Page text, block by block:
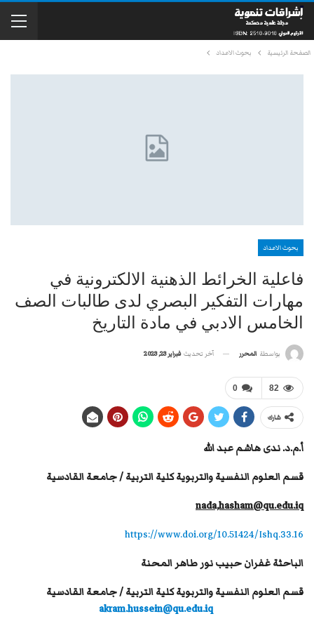
الصفحة الرئيسية بحوث الاعداد
بحوث الاعداد
فاعلية الخرائط الذهنية الالكترونية في
مهارات التفكير البصري لدى طالبات الصف
الخامس الادبي في مادة التاريخ
بواسطة المحرر آخر تحديث فبراير 23, 2023
0 82
شارك
أ.م.د.ندى هاشم عبد الله
قسم العلوم النفسية والتربوية كلية التربية / جامعة القادسية
nada,hasham@qu.edu.iq
https://www.doi.org/10.51424/Ishq.33.16
الباحثة غفران حبيب نور طاهر المحنة
قسم العلوم النفسية والتربوية كلية التربية / جامعة القادسية
akram.hussein@qu.edu.iq